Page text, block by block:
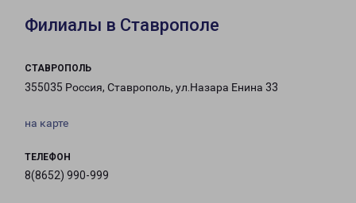
Филиалы в Ставрополе
СТАВРОПОЛЬ
355035 Россия, Ставрополь, ул.Назара Енина 33
на карте
ТЕЛЕФОН
8(8652) 990-999